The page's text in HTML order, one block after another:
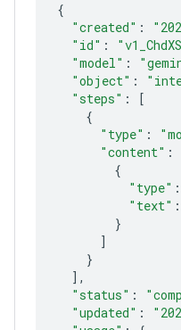
{
"created" :
"id" :
"model" :
"object" :
"steps" :
[
{
"type" :
"content" :
{
"type" :
"text" :
}
]
}
]
"status" :
"updated" :